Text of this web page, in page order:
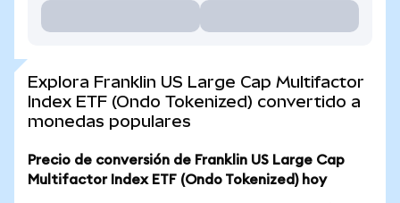
Explora Franklin US Large Cap Multifactor
Index ETF (Ondo Tokenized) convertido a
monedas populares
Precio de conversión de Franklin US Large Cap
Multifactor Index ETF (Ondo Tokenized) hoy